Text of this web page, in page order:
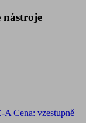
nástroje
A Cena: vzestupně